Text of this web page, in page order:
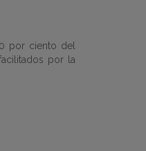
por ciento del
por la